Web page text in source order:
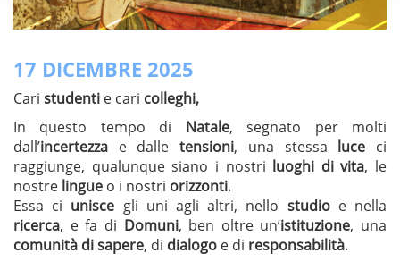
17 DICEMBRE 2025
Cari studenti e cari colleghi,
In questo tempo di Natale, segnato per molti
dall’incertezza e dalletensioni, una stessa luce ci
raggiunge, qualunque siano i nostri luoghi di vita, le
nostre lingue o i nostri orizzonti.
Essa ci unisce gli uni agli altri, nello studioe nella
ricerca, e fa di Domuni, ben oltre un’istituzione, una
comunità di sapere, di dialogo e di responsabilità.